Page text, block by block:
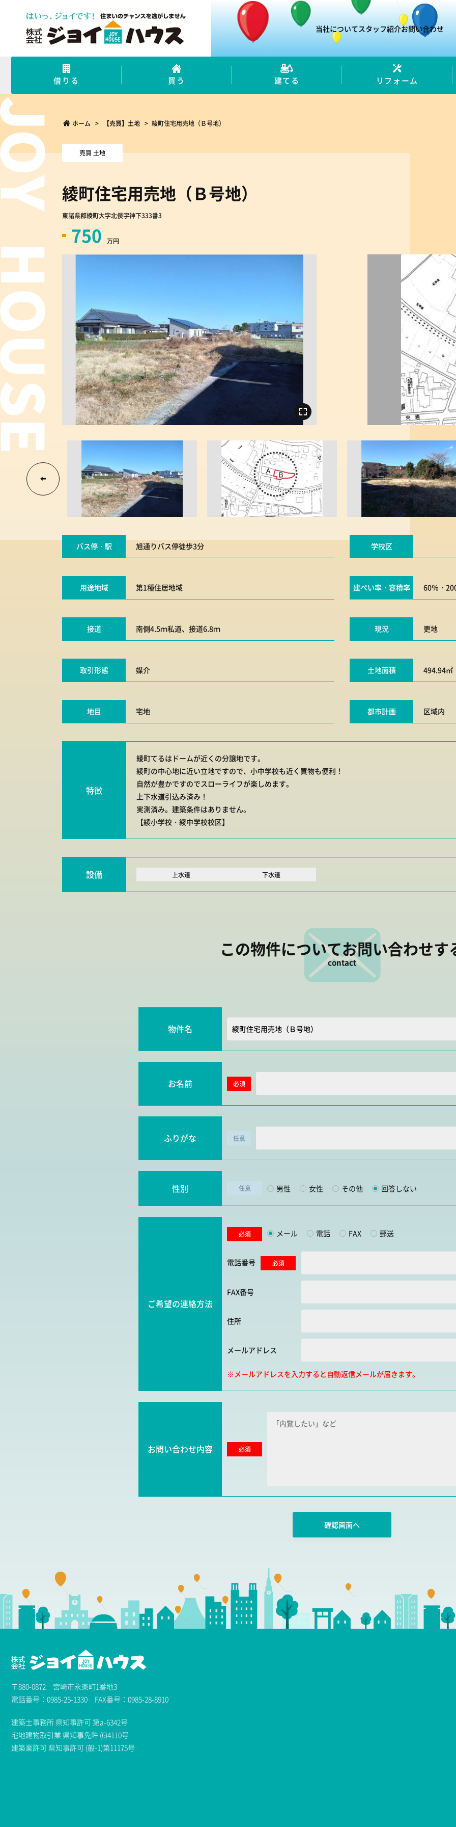
当社についてスタッフ紹介お問い合わせ
借りる 買う 建てる リフォーム
ホーム > 【売買】土地 > 綾町住宅用売地（Ｂ号地）
売買 土地
綾町住宅用売地（Ｂ号地）
東諸県郡綾町大字北俣字神下333番3
750 万円
バス停・駅 旭通りバス停徒歩3分 学校区
用途地域 第1種住居地域 建ぺい率・容積率 60％・
接道 南側4.5ｍ私道、接道6.8ｍ 現況 更地
取引形態 媒介 土地面積 494.94㎡
地目 宅地 都市計画 区域内
特徴
綾町てるはドームが近くの分譲地です。
綾町の中心地に近い立地ですので、小中学校も近く買物も便利！
自然が豊かですのでスローライフが楽しめます。
上下水道引込み済み！
実測済み。建築条件はありません。
【綾小学校・綾中学校校区】
設備 上水道 下水道
この物件についてお問い合わせす
contact
物件名
お名前 必須
ふりがな 任意
性別 任意 男性 女性 その他 回答しない
ご希望の連絡方法
必須 メール 電話 FAX 郵送
電話番号 必須
FAX番号
住所
メールアドレス
※メールアドレスを入力すると自動返信メールが届きます。
お問い合わせ内容 必須
〒880-0872 宮崎市永楽町1番地3
電話番号：0985-25-1330 FAX番号：0985-28-8910
建築士事務所 県知事許可 第a-6342号
宅地建物取引業 県知事免許 (6)4110号
建築業許可 県知事許可 (般-1)第11175号